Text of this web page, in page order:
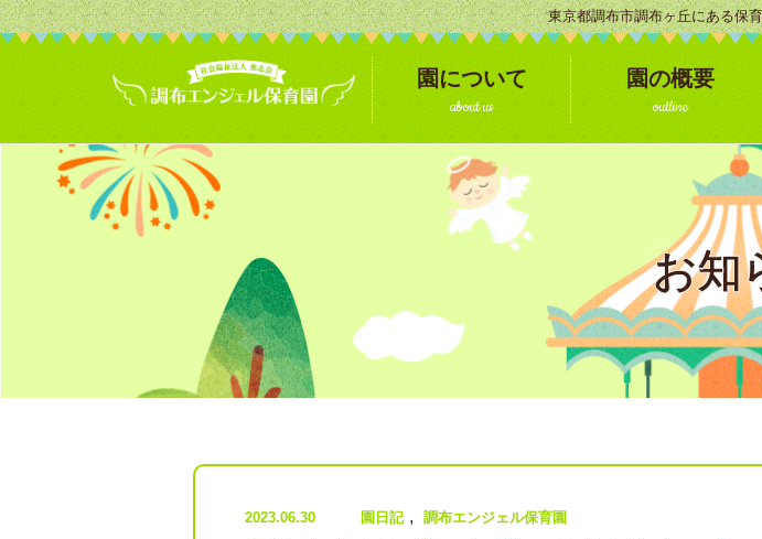
東京都調布市調布ヶ丘にある保
園について
about us
園の概要
outline
お知
2023.06.30 園日記 , 調布エンジェル保育園